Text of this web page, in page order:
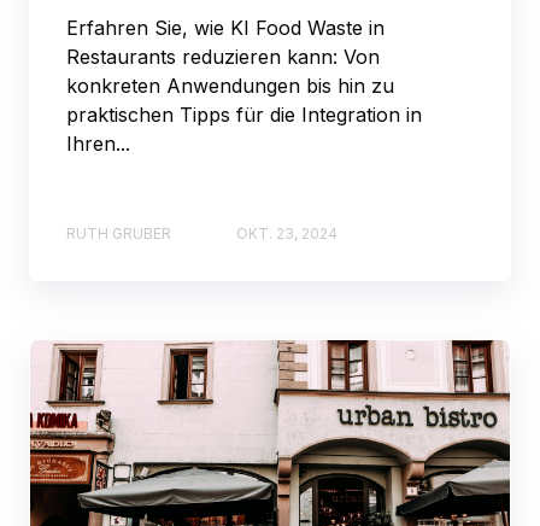
Erfahren Sie, wie KI Food Waste in
Restaurants reduzieren kann: Von
konkreten Anwendungen bis hin zu
praktischen Tipps für die Integration in
Ihren...
RUTH GRUBER OKT. 23, 2024